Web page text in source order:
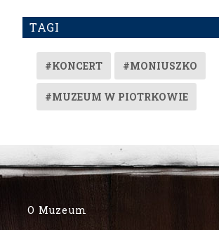
TAGI
#KONCERT #MONIUSZKO
#MUZEUM W PIOTRKOWIE
O Muzeum